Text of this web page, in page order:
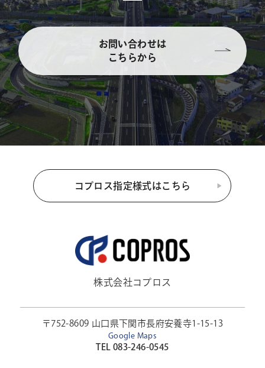
お問い合わせは
こちらから
コプロス指定様式はこちら
株式会社コプロス
〒752-8609 山口県下関市長府安養寺1-15-13
Google Maps
TEL 083-246-0545